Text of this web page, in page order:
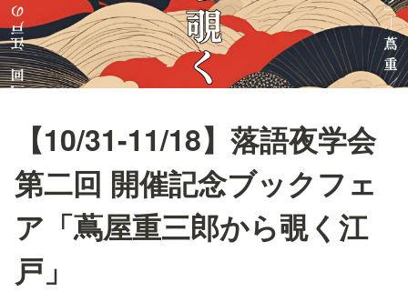
【10/31-11/18】落語夜学会
第二回 開催記念ブックフェ
ア「蔦屋重三郎から覗く江
戸」